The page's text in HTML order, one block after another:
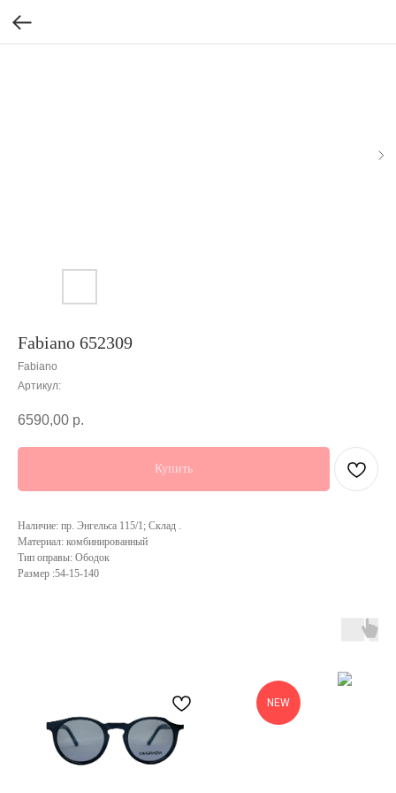
Fabiano 652309
Fabiano
Артикул:
6590,00 р.
Купить
Наличие: пр. Энгельса 115/1; Склад .
Материал: комбинированный
Тип оправы: Ободок
Размер :54-15-140
NEW